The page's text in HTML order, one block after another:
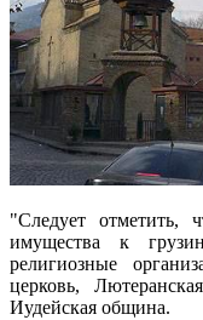
"Следует отметить,
имущества к
религиозные
церковь,
Иудейская община.